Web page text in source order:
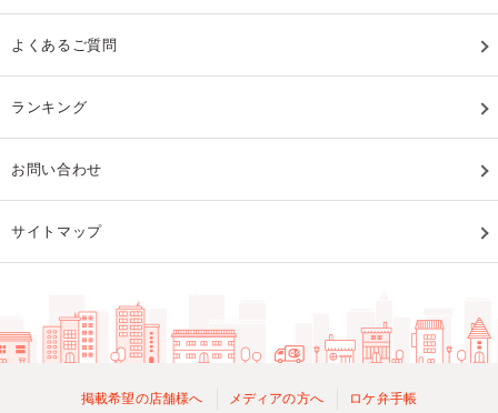
よくあるご質問
ランキング
お問い合わせ
サイトマップ
掲載希望の店舗様へ メディアの方へ ロケ弁手帳